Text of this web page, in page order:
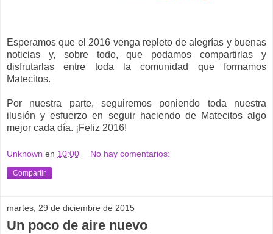
Esperamos que el 2016 venga repleto de alegrías y buenas
noticias y, sobre todo, que podamos compartirlas y
disfrutarlas entre toda la comunidad que formamos
Matecitos.
Por nuestra parte, seguiremos poniendo toda nuestra
ilusión y esfuerzo en seguir haciendo de Matecitos algo
mejor cada día. ¡Feliz 2016!
Unknown en 10:00 No hay comentarios:
Compartir
martes, 29 de diciembre de 2015
Un poco de aire nuevo